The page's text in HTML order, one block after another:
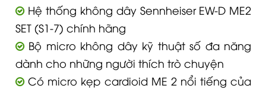
Hệ thống không dây Sennheiser EW-D ME2
SET (S1-7) chính hãng
Bộ micro không dây kỹ thuật số đa năng
dành cho những người thích trò chuyện
Có micro kẹp cardioid ME 2 nổi tiếng của